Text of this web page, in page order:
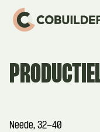
Neede, 32-40